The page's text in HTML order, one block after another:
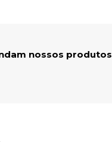
nossos produtos